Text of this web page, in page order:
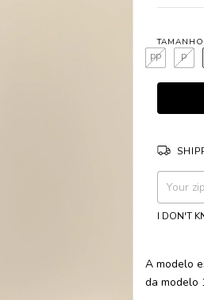
TAMANHO
P
PP
Shipping
I DON'T
A modelo
da modelo